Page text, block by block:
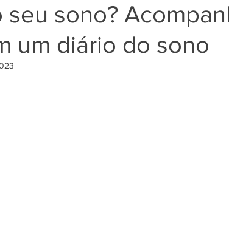
seu sono?
um diário do sono